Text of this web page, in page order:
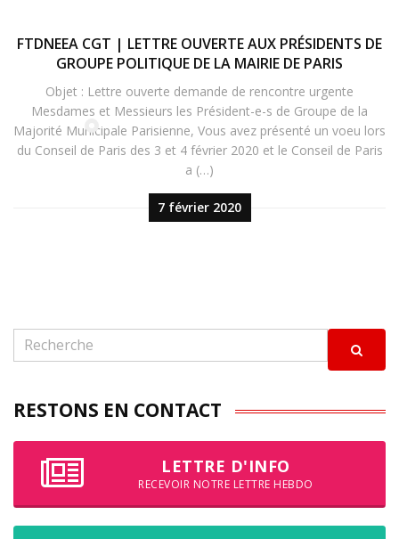
7 février 2020
FTDNEEA CGT | LETTRE OUVERTE AUX PRÉSIDENTS DE
GROUPE POLITIQUE DE LA MAIRIE DE PARIS
Objet : Lettre ouverte demande de rencontre urgente
Mesdames et Messieurs les Président-e-s de Groupe de la
Majorité Municipale Parisienne, Vous avez présenté un voeu lors
du Conseil de Paris des 3 et 4 février 2020 et le Conseil de Paris
a (…)
RESTONS EN CONTACT
LETTRE D'INFO
RECEVOIR NOTRE LETTRE HEBDO